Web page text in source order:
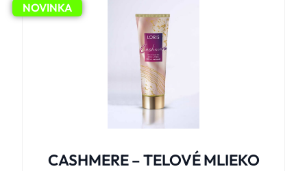
NOVINKA
CASHMERE – TELOVÉ MLIEKO